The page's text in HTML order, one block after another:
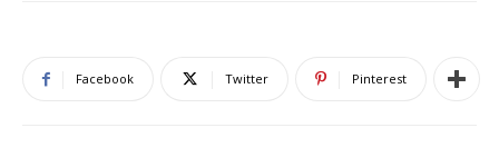
Facebook Twitter Pinterest